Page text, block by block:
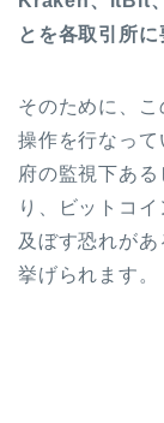
とを各取引所に
そのために、
操作を行なっ
府の監視下あ
り、ビットコ
及ぼす恐れが
挙げられます。